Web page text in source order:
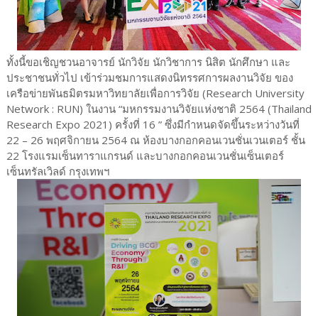
ทั้งนี้ขอเชิญชวนอาจารย์ นักวิจัย นักวิชาการ นิสิต นักศึกษา และ
ประชาชนทั่วไป เข้าร่วมชมการแสดงนิทรรศการผลงานวิจัย ของ
เครือข่ายพันธมิตรมหาวิทยาลัยเพื่อการวิจัย (Research University
Network : RUN) ในงาน “มหกรรมงานวิจัยแห่งชาติ 2564 (Thailand
Research Expo 2021) ครั้งที่ 16 ” ซึ่งมีกำหนดจัดขึ้นระหว่างวันที่
22 – 26 พฤศจิกายน 2564 ณ ห้องบางกอกคอนเวนชั่นเวนเตอร์ ชั้น
22 โรงแรมเซ็นทาราแกรนด์ และบางกอกคอนเวนชั่นเซ็นเตอร์
เซ็นทรัลเวิลด์ กรุงเทพฯ